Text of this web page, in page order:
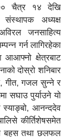
चैत्र १४ देखि
संस्थापक अध्यक्ष
जनसाहित्य
गर्न लागिरहेका
आआफ्नो क्षेत्रबाट
दोस्रो शनिबार
गीत, गजल सुन्ने र
सघाउ पुर्याउने यो
स्याङ्बो, आनन्ददेव
कीर्तिशेषसमेत
बहस तथा छलफल